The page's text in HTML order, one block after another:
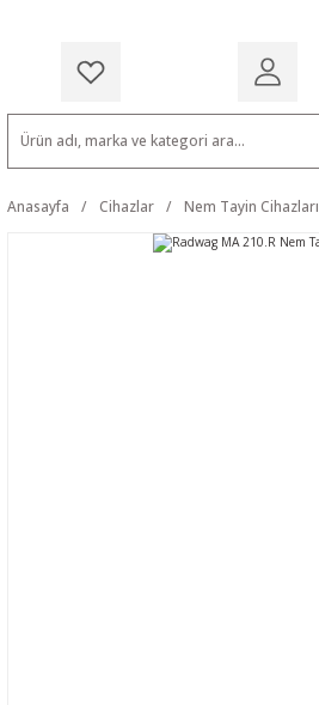
Anasayfa Cihazlar Nem Tayin Cihazları